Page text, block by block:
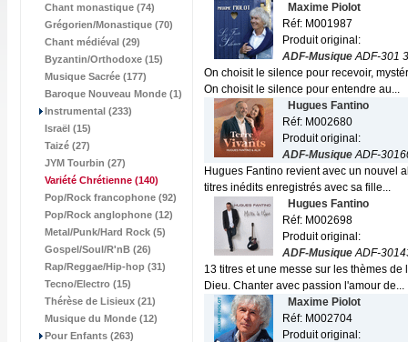
Chant monastique (74)
Grégorien/Monastique (70)
Chant médiéval (29)
Byzantin/Orthodoxe (15)
Musique Sacrée (177)
Baroque Nouveau Monde (1)
Instrumental (233)
Israël (15)
Taizé (27)
JYM Tourbin (27)
Variété Chrétienne (140)
Pop/Rock francophone (92)
Pop/Rock anglophone (12)
Metal/Punk/Hard Rock (5)
Gospel/Soul/R'nB (26)
Rap/Reggae/Hip-hop (31)
Tecno/Electro (15)
Thérèse de Lisieux (21)
Musique du Monde (12)
Pour Enfants (263)
Maxime Piolot
Réf: M001987
Produit original:
ADF-MusiqueADF-301
On choisit le silence pour recevoir,
On choisit le silence pour entendre au...
Hugues Fantino
Réf: M002680
Produit original:
ADF-MusiqueADF-
Hugues Fantino revient avec un nouvel
titres inédits enregistrés avec sa fille...
Hugues Fantino
Réf: M002698
Produit original:
ADF-MusiqueADF-
13 titres et une messe sur les thèmes
Dieu. Chanter avec passion l'amour de...
Maxime Piolot
Réf: M002704
Produit original: